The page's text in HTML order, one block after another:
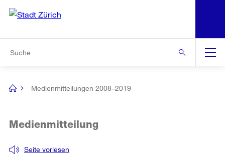
Navigation
[no
Medienmitteilungen 2008–2019
Seite vorlesen
Medienmitteilung